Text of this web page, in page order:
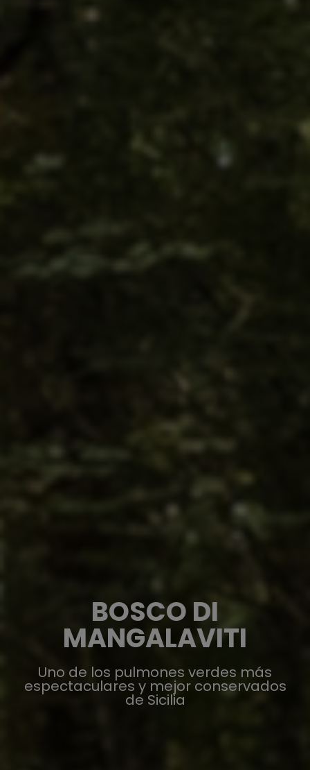
BOSCO DI
MANGALAVITI
Uno de los pulmones verdes más
espectaculares y mejor conservados
de Sicilia